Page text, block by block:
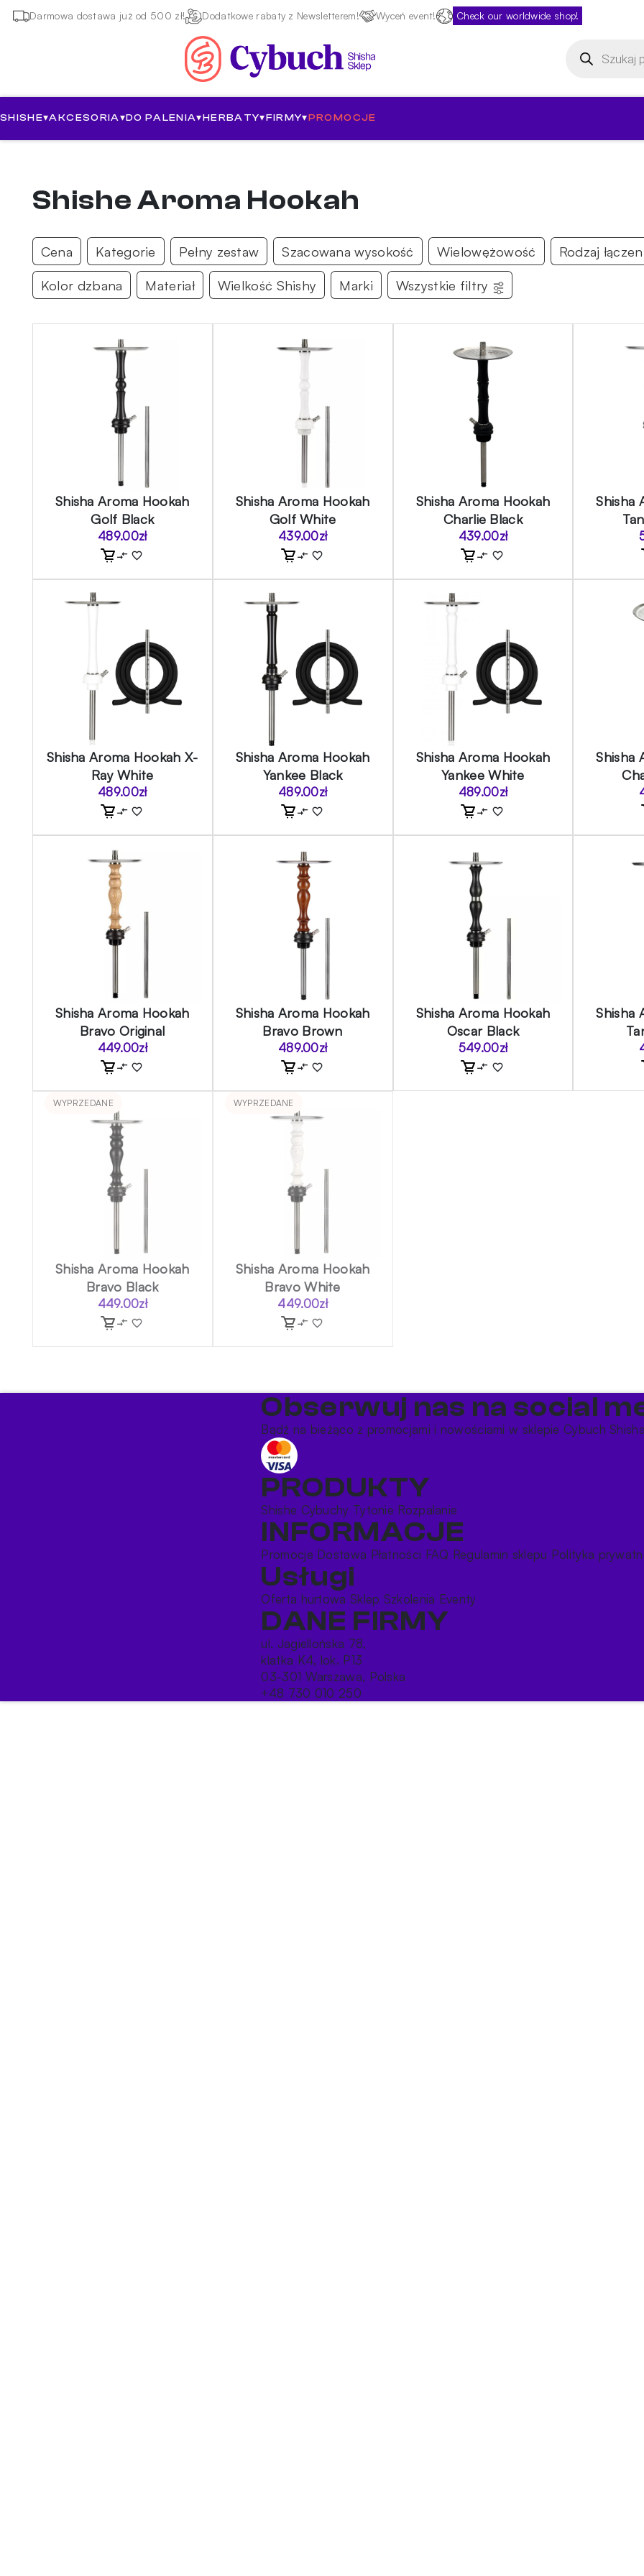
Darmowa dostawa już od 500 zł! Dodatkowe rabaty z Newsletterem! Wyceń event! Check our worldwide shop!
produktów
SHISHE▾AKCESORIA▾DO PALENIA▾HERBATY▾FIRMY▾PROMOCJE
Shishe Aroma Hookah
Cena Kategorie Pełny zestaw Szacowana wysokość Wielowężowość Rodzaj
Kolor dzbana Materiał Wielkość Shishy Marki Wszystkie filtry
Shisha Aroma Hookah
Golf Black
489.00zł
Shisha Aroma Hookah
Golf White
439.00zł
Shisha Aroma Hookah
Charlie Black
439.00zł
Shisha
Shisha Aroma Hookah X-
Ray White
489.00zł
Shisha Aroma Hookah
Yankee Black
489.00zł
Shisha Aroma Hookah
Yankee White
489.00zł
Shisha
Shisha Aroma Hookah
Bravo Original
449.00zł
Shisha Aroma Hookah
Bravo Brown
489.00zł
Shisha Aroma Hookah
Oscar Black
549.00zł
Shisha
WYPRZEDANE
Shisha Aroma Hookah
Bravo Black
449.00zł
WYPRZEDANE
Shisha Aroma Hookah
Bravo White
449.00zł
Obserwuj nas na social
Bądź na bieżąco z promocjami i nowościami w sklepie Cybuch Shisha
PRODUKTY
Shishe Cybuchy Tytonie Rozpalanie
INFORMACJE
Promocje Dostawa Płatności FAQ Regulamin sklepu Polityka
Usługi
Oferta hurtowa Sklep Szkolenia Eventy
DANE FIRMY
ul. Jagiellońska 78,
klatka K4, lok. P13
03-301 Warszawa, Polska
+48 730 010 250